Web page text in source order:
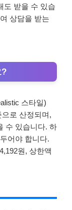
도 받을 수 있습
상담을 받는
?
로 산정되며,
수 있습니다. 하
어야 합니다.
원, 상한액